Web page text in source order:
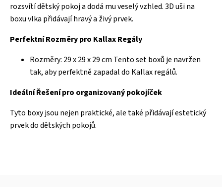
rozsvítí dětský pokoj a dodá mu veselý vzhled. 3D uši na
boxu vlka přidávají hravý a živý prvek.
Perfektní Rozměry pro Kallax Regály
Rozměry: 29 x 29 x 29 cm Tento set boxů je navržen
tak, aby perfektně zapadal do Kallax regálů.
Ideální Řešení pro organizovaný pokojíček
Tyto boxy jsou nejen praktické, ale také přidávají estetický
prvek do dětských pokojů.